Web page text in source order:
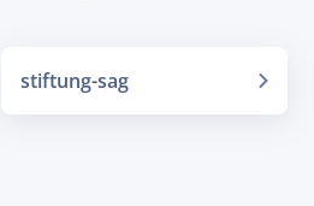
stiftung-sag